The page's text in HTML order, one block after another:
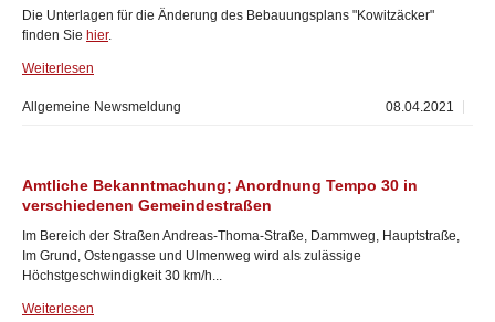
Die Unterlagen für die Änderung des Bebauungsplans "Kowitzäcker"
finden Sie hier.
Weiterlesen
08.04.2021
Allgemeine Newsmeldung
Amtliche Bekanntmachung; Anordnung Tempo 30 in
verschiedenen Gemeindestraßen
Im Bereich der Straßen Andreas-Thoma-Straße, Dammweg, Hauptstraße,
Im Grund, Ostengasse und Ulmenweg wird als zulässige
Höchstgeschwindigkeit 30 km/h...
Weiterlesen